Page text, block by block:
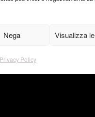
Nega Visualizza
Privacy Policy